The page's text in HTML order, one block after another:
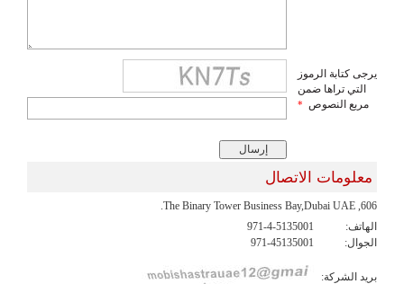
يرجى كتابة الرموز
التي تراها ضمن
مربع النصوص *
معلومات الاتصال
606, The Binary Tower Business Bay,Dubai UAE.
الهاتف:
971-4-5135001
الجوال:
971-45135001
بريد الشركة: